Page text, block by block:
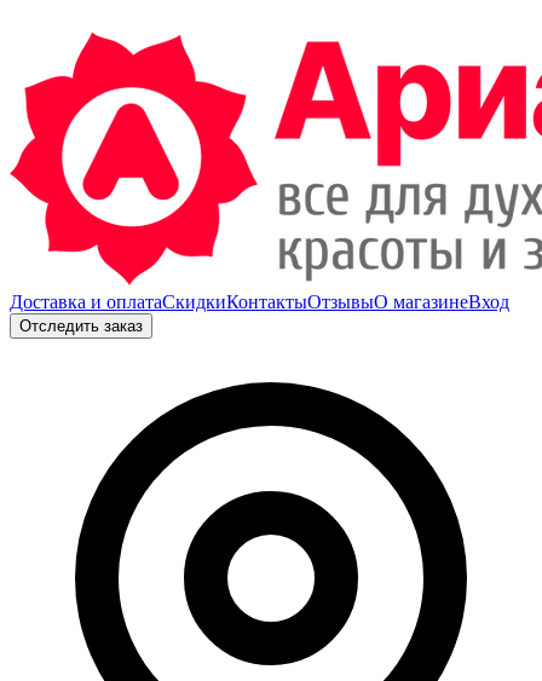
Доставка и оплатаСкидкиКонтактыОтзывыО магазинеВход
Отследить заказ